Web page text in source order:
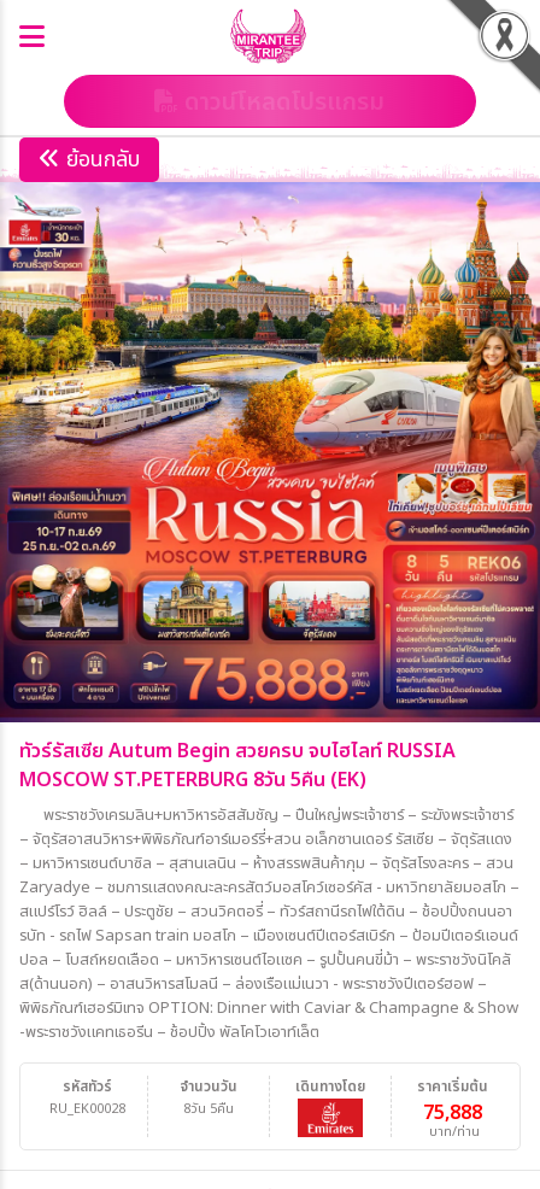
ดาวน์โหลดโปรแกรม
ย้อนกลับ
ทัวร์รัสเซีย Autum Begin สวยครบ จบไฮไลท์ RUSSIA
MOSCOW ST.PETERBURG 8วัน 5คืน (EK)
พระราชวังเครมลิน+มหาวิหารอัสสัมชัญ – ปืนใหญ่พระเจ้าซาร์ – ระฆังพระเจ้าซาร์
– จัตุรัสอาสนวิหาร+พิพิธภัณฑ์อาร์เมอร์รี่+สวน อเล็กซานเดอร์ รัสเซีย – จัตุรัสแดง
– มหาวิหารเซนต์บาซิล – สุสานเลนิน – ห้างสรรพสินค้ากุม – จัตุรัสโรงละคร – สวน
Zaryadye – ชมการแสดงคณะละครสัตว์มอสโคว์เซอร์คัส - มหาวิทยาลัยมอสโก –
สแปร์โรว์ ฮิลล์ – ประตูชัย – สวนวิคตอรี่ – ทัวร์สถานีรถไฟใต้ดิน – ช้อปปิ้งถนนอา
รบัท - รถไฟ Sapsan train มอสโก – เมืองเซนต์ปีเตอร์สเบิร์ก – ป้อมปีเตอร์แอนด์
ปอล – โบสถ์หยดเลือด – มหาวิหารเซนต์ไอแซค – รูปปั้นคนขี่ม้า – พระราชวังนิโคลั
ส(ด้านนอก) – อาสนวิหารสโมลนี – ล่องเรือแม่เนวา - พระราชวังปีเตอร์ฮอฟ –
พิพิธภัณฑ์เฮอร์มิเทจ OPTION: Dinner with Caviar & Champagne & Show
-พระราชวังแคทเธอรีน – ช้อปปิ้ง พัลโคโวเอาท์เล็ต
รหัสทัวร์
RU_EK00028
จำนวนวัน
8วัน 5คืน
ราคาเริ่มต้น
75,888
บาท/ท่าน
เดินทางโดย